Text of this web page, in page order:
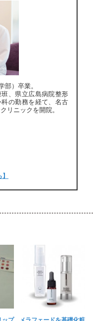
部）卒業。
、県立広島病院整形
の勤務を経て、名古
リニックを開院。